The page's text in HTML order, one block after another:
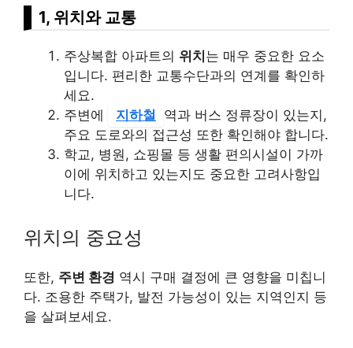
1, 위치와 교통
주상복합 아파트의 위치는 매우 중요한 요소
입니다. 편리한 교통수단과의 연계를 확인하
세요.
주변에
지하철
역과 버스 정류장이 있는지,
주요 도로와의 접근성 또한 확인해야 합니다.
학교, 병원, 쇼핑몰 등 생활 편의시설이 가까
이에 위치하고 있는지도 중요한 고려사항입
니다.
위치의 중요성
또한, 주변 환경 역시 구매 결정에 큰 영향을 미칩니
다. 조용한 주택가, 발전 가능성이 있는 지역인지 등
을 살펴보세요.